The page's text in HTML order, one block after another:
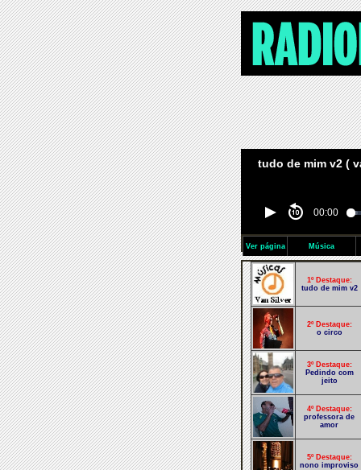
tudo de mim v2 (
00:00
Ver página Música
1º Destaque:
tudo de mim v2
2º Destaque:
o circo
3º Destaque:
Pedindo com
jeito
4º Destaque:
professora de
amor
5º Destaque:
nono improviso